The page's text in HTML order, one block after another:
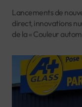
Lancements de
direct, innovations
de la « Couleur